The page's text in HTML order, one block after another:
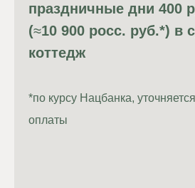
праздничные дни 400
(≈10 900 росс. руб.*) в
коттедж
*по курсу Нацбанка,
оплаты